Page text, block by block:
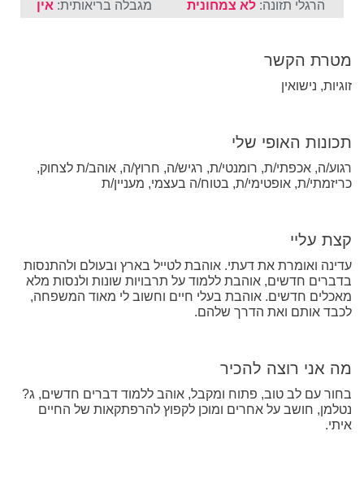
הרגלי תזונה: לא צמחונית מגבלה בריאותית: אין
מטרת הקשר
זוגיות, נישואין
תכונות האופי שלי
רגוע/ה, אכפתי/ת, רומנטי/ת, רגיש/ה, חרוץ/ה, אוהב/ת לצחוק,
כריזמתי/ת, אופטימי/ת, בטוח/ה בעצמי, מעניין/ת
קצת עליי
עדינה ואומרת את דעתי. אוהבת לטייל בארץ ובעולם ולהתנסות
בדברים חדשים, אוהבת ללמוד על תרבויות שונות ולנסות מלא
מאכלים חדשים. אוהבת בעלי חיים וחשוב לי מאוד המשפחה,
לכבד אותם ואת הדרך שלהם.
מה אני רוצה להכיר
בחור עם לב טוב, פתוח ומקבל, אוהב ללמוד דברים חדשים, ג?
נטלמן, חושב על אחרים ומוכן לקפוץ להרפתקאות של החיים
איתי.